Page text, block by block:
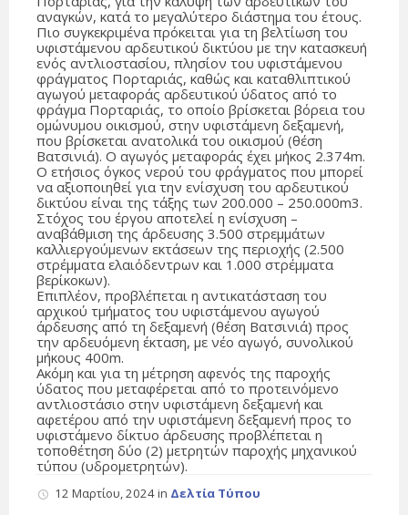
αναγκών, κατά το μεγαλύτερο διάστημα του έτους.
Πιο συγκεκριμένα πρόκειται για τη βελτίωση του
υφιστάμενου αρδευτικού δικτύου με την κατασκευή
ενός αντλιοστασίου, πλησίον του υφιστάμενου
φράγματος Πορταριάς, καθώς και καταθλιπτικού
αγωγού μεταφοράς αρδευτικού ύδατος από το
φράγμα Πορταριάς, το οποίο βρίσκεται βόρεια του
ομώνυμου οικισμού, στην υφιστάμενη δεξαμενή,
που βρίσκεται ανατολικά του οικισμού (θέση
Βατσινιά). Ο αγωγός μεταφοράς έχει μήκος 2.374m.
Ο ετήσιος όγκος νερού του φράγματος που μπορεί
να αξιοποιηθεί για την ενίσχυση του αρδευτικού
δικτύου είναι της τάξης των 200.000 – 250.000m3.
Στόχος του έργου αποτελεί η ενίσχυση –
αναβάθμιση της άρδευσης 3.500 στρεμμάτων
καλλιεργούμενων εκτάσεων της περιοχής (2.500
στρέμματα ελαιόδεντρων και 1.000 στρέμματα
βερίκοκων).
Επιπλέον, προβλέπεται η αντικατάσταση του
αρχικού τμήματος του υφιστάμενου αγωγού
άρδευσης από τη δεξαμενή (θέση Βατσινιά) προς
την αρδευόμενη έκταση, με νέο αγωγό, συνολικού
μήκους 400m.
Ακόμη και για τη μέτρηση αφενός της παροχής
ύδατος που μεταφέρεται από το προτεινόμενο
αντλιοστάσιο στην υφιστάμενη δεξαμενή και
αφετέρου από την υφιστάμενη δεξαμενή προς το
υφιστάμενο δίκτυο άρδευσης προβλέπεται η
τοποθέτηση δύο (2) μετρητών παροχής μηχανικού
τύπου (υδρομετρητών).
12 Μαρτίου, 2024in Δελτία Τύπου